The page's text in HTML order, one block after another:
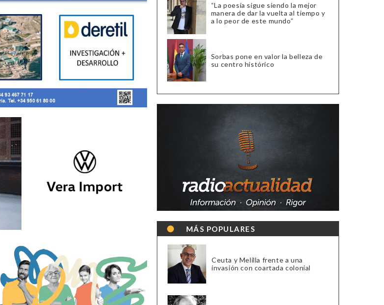
“La poesía sigue siendo la mejor
manera de dar la vuelta al tiempo y
a lo peor de este mundo”
Sorbas pone en valor la belleza de
su centro histórico
MÁS POPULARES
Ceuta y Melilla frente a una
invasión con coartada colonial